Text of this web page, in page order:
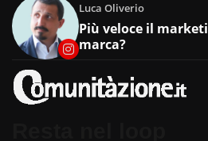
Luca Oliverio
Più veloce il
marca?